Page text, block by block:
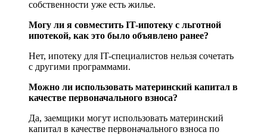
собственности уже есть жилье.
Могу ли я совместить IT-ипотеку с льготной
ипотекой, как это было объявлено ранее?
Нет, ипотеку для IT-специалистов нельзя сочетать
с другими программами.
Можно ли использовать материнский капитал в
качестве первоначального взноса?
Да, заемщики могут использовать материнский
капитал в качестве первоначального взноса по